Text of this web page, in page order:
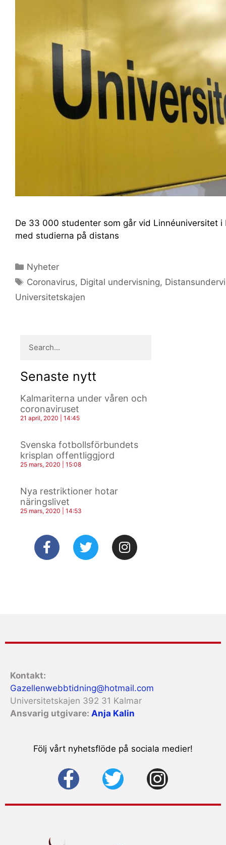
De 33 000 studenter som går vid Linnéuniversitet
med studierna på distans
Nyheter
Coronavirus, Digital undervisning,
Universitetskajen
Senaste nytt
Kalmariterna under våren och
coronaviruset
21 april, 2020 14:45
Svenska fotbollsförbundets
krisplan offentliggjord
25 mars, 2020 15:08
Nya restriktioner hotar
näringslivet
25 mars, 2020 14:53
Kontakt:
Gazellenwebbtidning@hotmail.com
Universitetskajen 392 31 Kalmar
Ansvarig utgivare: Anja Kalin
Följ vårt nyhetsflöde på sociala medier!